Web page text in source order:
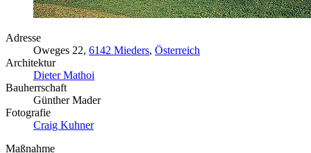
Adresse
Oweges 22, 6142 Mieders, Österreich
Architektur
Dieter Mathoi
Bauherrschaft
Günther Mader
Fotografie
Craig Kuhner
Maßnahme